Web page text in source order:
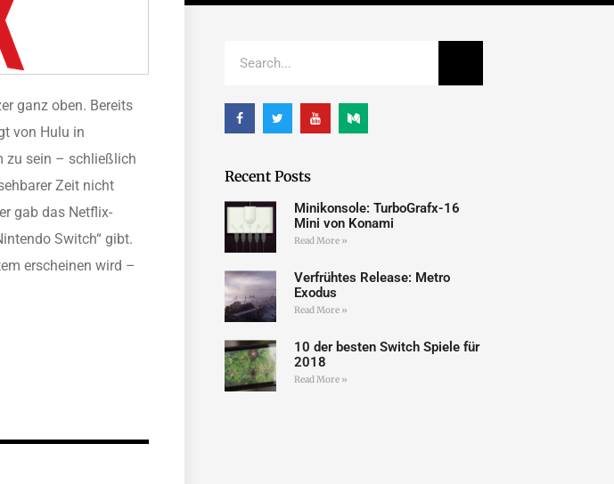
ganz oben. Bereits
von Hulu in
zu sein – schließlich
Zeit nicht
gab das Netflix-
Switch“ gibt.
erscheinen wird –
Recent Posts
Minikonsole: TurboGrafx-16
Mini von Konami
Read More »
Verfrühtes Release: Metro
Exodus
Read More »
10 der besten Switch Spiele für
2018
Read More »